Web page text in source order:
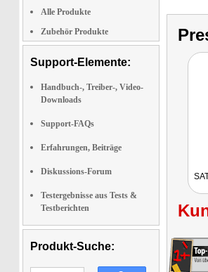
Alle Produkte
Zubehör Produkte
Support-Elemente:
Handbuch-, Treiber-, Video-
Downloads
Support-FAQs
Erfahrungen, Beiträge
Diskussions-Forum
Testergebnisse aus Tests &
Testberichten
Produkt-Suche: